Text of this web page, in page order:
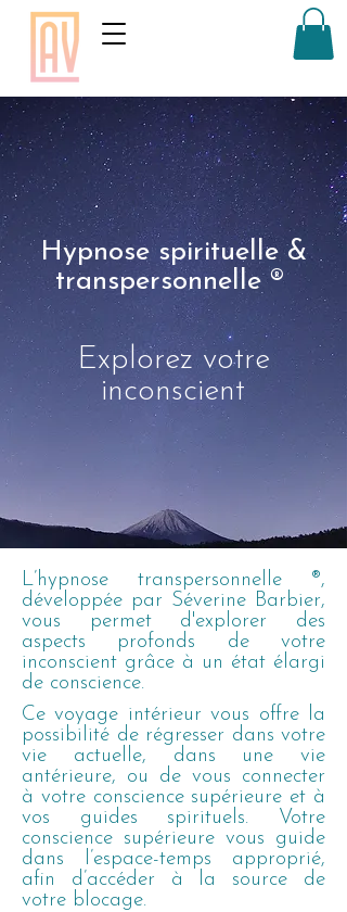
Hypnose spirituelle &
transpersonnelle ®
Explorez votre
inconscient
L’hypnose transpersonnelle ®,
développée par Séverine Barbier,
vous permet d'explorer des
aspects profonds de votre
inconscient grâce à un état élargi
de conscience.
Ce voyage intérieur vous offre la
possibilité de régresser dans votre
vie actuelle, dans une vie
antérieure, ou de vous connecter
à votre conscience supérieure et à
vos guides spirituels. Votre
conscience supérieure vous guide
dans l’espace-temps approprié,
afin d’accéder à la source de
votre blocage.